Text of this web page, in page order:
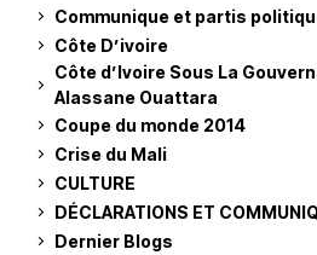
Communique et partis
Côte D’ivoire
Côte d’Ivoire Sous La
Alassane Ouattara
Coupe du monde 2014
Crise du Mali
CULTURE
DÉCLARATIONS ET
Dernier Blogs